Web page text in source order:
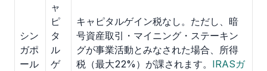
シン
ガポ
ール
ャ
ピ
タ
ル
ゲ
キャピタルゲイン税なし。ただし、暗
号資産取引・マイニング・ステーキン
グが事業活動とみなされた場合、所得
税（最大22%）が課されます。 IRASガ